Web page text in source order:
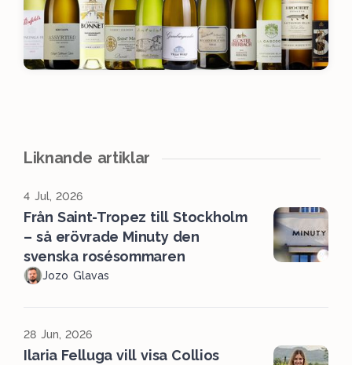
Liknande artiklar
4 Jul, 2026
Från Saint-Tropez till Stockholm
– så erövrade Minuty den
svenska rosésommaren
Jozo Glavas
28 Jun, 2026
Ilaria Felluga vill visa Collios